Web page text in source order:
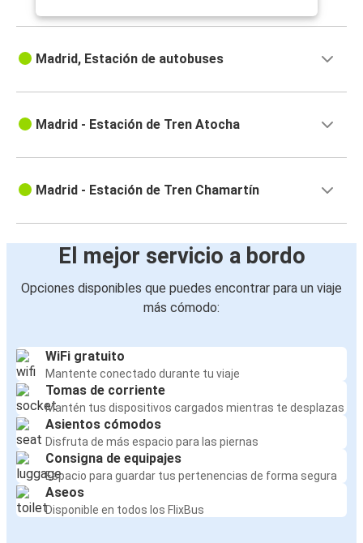
Madrid, Estación de autobuses
Madrid - Estación de Tren Atocha
Madrid - Estación de Tren Chamartín
El mejor servicio a bordo
Opciones disponibles que puedes encontrar para un viaje
más cómodo:
WiFi gratuito
Mantente conectado durante tu viaje
Tomas de corriente
Mantén tus dispositivos cargados mientras te desplazas
Asientos cómodos
Disfruta de más espacio para las piernas
Consigna de equipajes
Espacio para guardar tus pertenencias de forma segura
Aseos
Disponible en todos los FlixBus